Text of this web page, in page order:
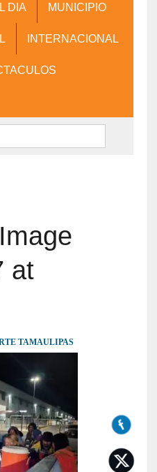
DIA MUNICIPIO
INTERNACIONAL
at
TAMAULIPAS